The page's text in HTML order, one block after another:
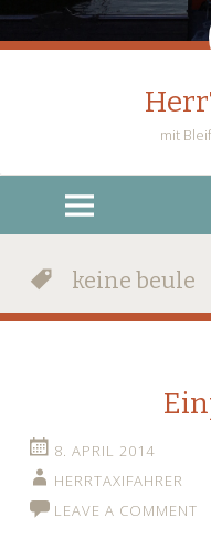
mit
MENU
WIDGETS
SEARCH
keine beule
8. APRIL 2014
HERRTAXIFAHRER
LEAVE A COMMENT